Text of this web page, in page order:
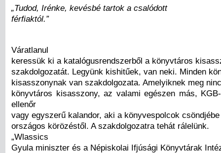
„Tudod, Irénke, kevésbé tartok a csalódott
férfiaktól.”
Váratlanul
keressük ki a katalógusrendszerből a könyvtáros
szakdolgozatát. Legyünk kishitűek, van neki. Minden
kisasszonynak van szakdolgozata. Amelyiknek meg
könyvtáros kisasszony, az valami egészen más,
ellenőr
vagy egyszerű kalandor, aki a könyvespolcok
országos körözéstől. A szakdolgozatra tehát rálelünk.
„Wlassics
Gyula miniszter és a Népiskolai Ifjúsági Könyvtárak